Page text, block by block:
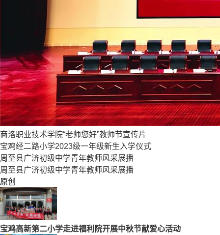
商洛职业技术学院“老师您好”教师节宣传片
宝鸡经二路小学2023级一年级新生入学仪式
周至县广济初级中学青年教师风采展播
周至县广济初级中学青年教师风采展播
原创
宝鸡高新第二小学走进福利院开展中秋节献爱心活动